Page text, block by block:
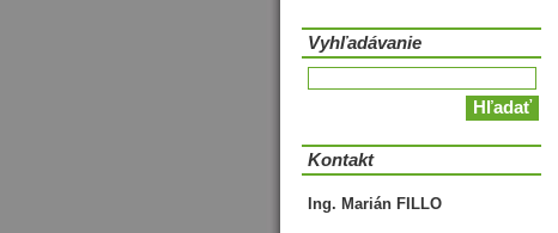
Vyhľadávanie
Kontakt
Ing. Marián FILLO